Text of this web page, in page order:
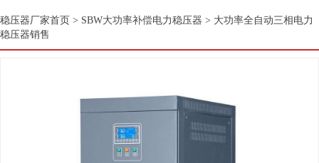
稳压器厂家首页 > SBW大功率补偿电力稳压器 > 大功率全自动三相电力
稳压器销售